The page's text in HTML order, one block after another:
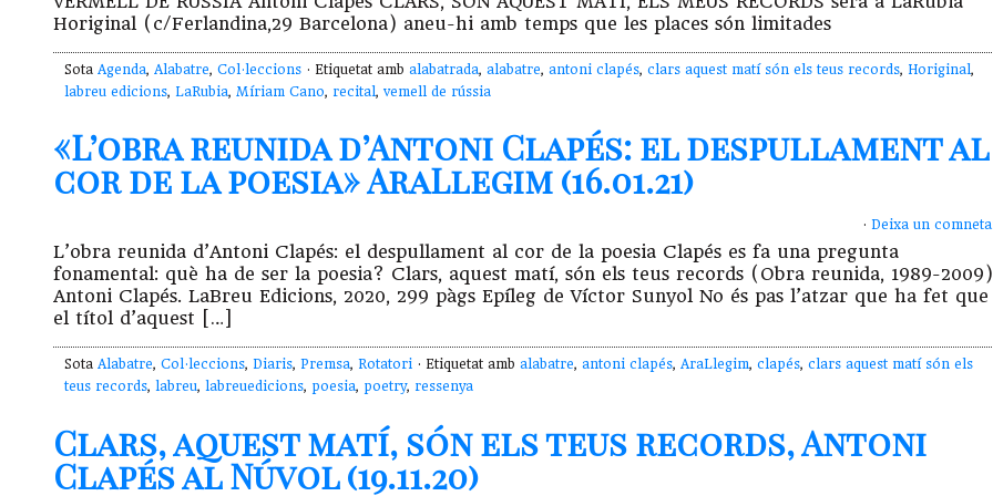
Horiginal (c/Ferlandina,29 Barcelona) aneu-hi amb temps que les places són limitades
Sota Agenda, Alabatre, Col·leccions · Etiquetat amb alabatrada, alabatre, antoni clapés, clars aquest matí són els teus records, Horiginal,
labreu edicions, LaRubia, Míriam Cano, recital, vemell de rússia
«L’obra reunida d’Antoni Clapés: el despullament al
cor de la poesia» AraLlegim (16.01.21)
· Deixa un
L’obra reunida d’Antoni Clapés: el despullament al cor de la poesia Clapés es fa una pregunta
fonamental: què ha de ser la poesia? Clars, aquest matí, són els teus records (Obra reunida, 1989-2009)
Antoni Clapés. LaBreu Edicions, 2020, 299 pàgs Epíleg de Víctor Sunyol No és pas l’atzar que ha fet que
el títol d’aquest […]
Sota Alabatre, Col·leccions, Diaris, Premsa, Rotatori · Etiquetat amb alabatre, antoni clapés, AraLlegim, clapés, clars aquest matí són els
teus records, labreu, labreuedicions, poesia, poetry, ressenya
Clars, aquest matí, són els teus records, Antoni
Clapés al Núvol (19.11.20)